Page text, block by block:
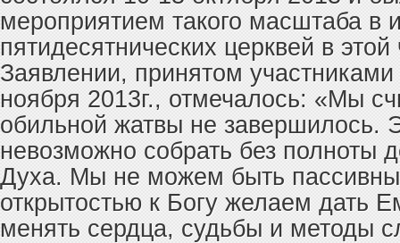
мероприятием такого масштаба в
пятидесятнических церквей в
Заявлении, принятом участниками
ноября 2013г., отмечалось: «Мы
обильной жатвы не завершилось.
невозможно собрать без полноты
Духа. Мы не можем быть
открытостью к Богу желаем дать
менять сердца, судьбы и методы